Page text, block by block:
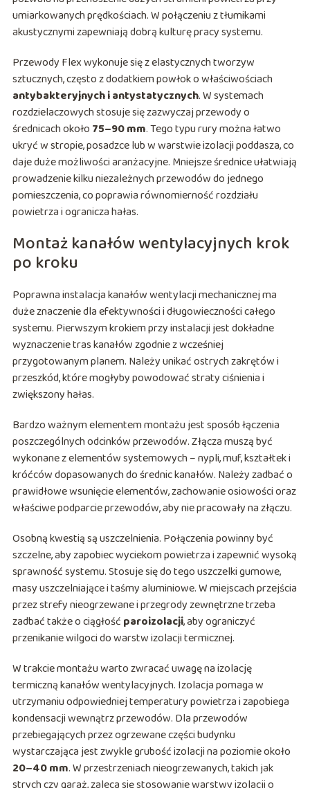
umiarkowanych prędkościach. W połączeniu z tłumikami
akustycznymi zapewniają dobrą kulturę pracy systemu.
Przewody Flex wykonuje się z elastycznych tworzyw
sztucznych, często z dodatkiem powłok o właściwościach
antybakteryjnych i antystatycznych. W systemach
rozdzielaczowych stosuje się zazwyczaj przewody o
średnicach około 75–90 mm. Tego typu rury można łatwo
ukryć w stropie, posadzce lub w warstwie izolacji poddasza, co
daje duże możliwości aranżacyjne. Mniejsze średnice ułatwiają
prowadzenie kilku niezależnych przewodów do jednego
pomieszczenia, co poprawia równomierność rozdziału
powietrza i ogranicza hałas.
Montaż kanałów wentylacyjnych krok
po kroku
Poprawna instalacja kanałów wentylacji mechanicznej ma
duże znaczenie dla efektywności i długowieczności całego
systemu. Pierwszym krokiem przy instalacji jest dokładne
wyznaczenie tras kanałów zgodnie z wcześniej
przygotowanym planem. Należy unikać ostrych zakrętów i
przeszkód, które mogłyby powodować straty ciśnienia i
zwiększony hałas.
Bardzo ważnym elementem montażu jest sposób łączenia
poszczególnych odcinków przewodów. Złącza muszą być
wykonane z elementów systemowych – nypli, muf, kształtek i
króćców dopasowanych do średnic kanałów. Należy zadbać o
prawidłowe wsunięcie elementów, zachowanie osiowości oraz
właściwe podparcie przewodów, aby nie pracowały na złączu.
Osobną kwestią są uszczelnienia. Połączenia powinny być
szczelne, aby zapobiec wyciekom powietrza i zapewnić wysoką
sprawność systemu. Stosuje się do tego uszczelki gumowe,
masy uszczelniające i taśmy aluminiowe. W miejscach przejścia
przez strefy nieogrzewane i przegrody zewnętrzne trzeba
zadbać także o ciągłość paroizolacji, aby ograniczyć
przenikanie wilgoci do warstw izolacji termicznej.
W trakcie montażu warto zwracać uwagę na izolację
termiczną kanałów wentylacyjnych. Izolacja pomaga w
utrzymaniu odpowiedniej temperatury powietrza i zapobiega
kondensacji wewnątrz przewodów. Dla przewodów
przebiegających przez ogrzewane części budynku
wystarczająca jest zwykle grubość izolacji na poziomie około
20–40 mm. W przestrzeniach nieogrzewanych, takich jak